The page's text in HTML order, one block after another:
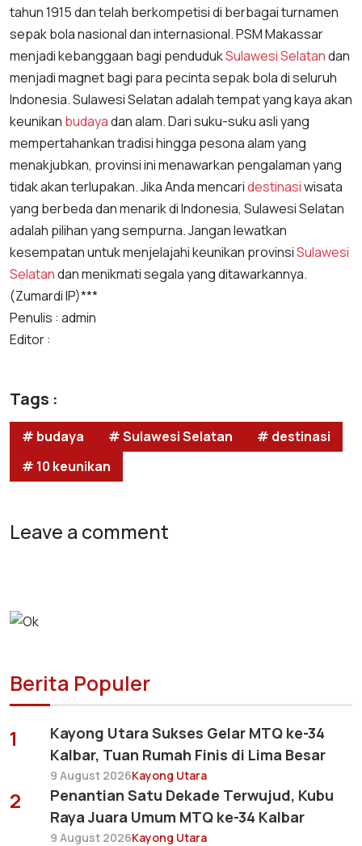
tahun 1915 dan telah berkompetisi di berbagai turnamen
sepak bola nasional dan internasional. PSM Makassar
menjadi kebanggaan bagi pendudukSulawesi Selatandan
menjadi magnet bagi para pecinta sepak bola di seluruh
Indonesia. Sulawesi Selatan adalah tempat yang kaya akan
keunikan budayadan alam. Dari suku-suku asli yang
mempertahankan tradisi hingga pesona alam yang
menakjubkan, provinsi ini menawarkan pengalaman yang
tidak akan terlupakan. Jika Anda mencaridestinasiwisata
yang berbeda dan menarik di Indonesia, Sulawesi Selatan
adalah pilihan yang sempurna. Jangan lewatkan
kesempatan untuk menjelajahi keunikan provinsiSulawesi
Selatandan menikmati segala yang ditawarkannya.
(Zumardi IP)***
Penulis : admin
Editor :
Tags :
# budaya # Sulawesi Selatan
# destinasi
# 10 keunikan
Leave a comment
Berita Populer
1
Kayong Utara Sukses Gelar MTQ ke-34
Kalbar, Tuan Rumah Finis di Lima Besar
9 August 2026Kayong Utara
2
Penantian Satu Dekade Terwujud, Kubu
Raya Juara Umum MTQ ke-34 Kalbar
9 August 2026Kayong Utara